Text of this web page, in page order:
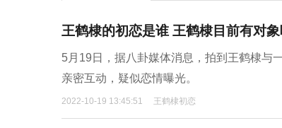
王鹤棣的初恋是谁 王鹤棣目前有对
5月19日，据八卦媒体消息，拍到王鹤棣与
亲密互动，疑似恋情曝光。
2022-10-19 13:45:51 王鹤棣初恋